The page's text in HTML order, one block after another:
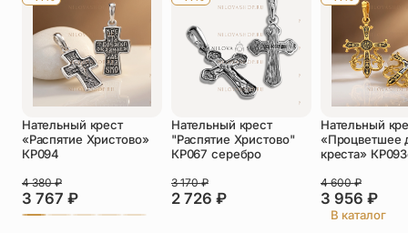
такой вариант.
Отлично подойдёт как младенцу на крестины, так и
ребёнку постарше. Если вы взрослый человек, но любите
минимализм, то этот крестик для вас!
Телефон *
Отзыв*
Прикрепить фото
Нательный крест
«Распятие Христово»
КР094
3 767 ₽
4 380₽
Нательный крест
"Распятие Христово"
КР067 серебро
2 726 ₽
3 170₽
Нательный
«Процветшее
креста»
3 956 ₽
4 600₽
В каталог